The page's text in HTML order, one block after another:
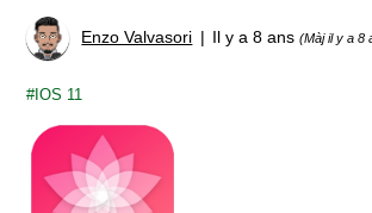
Enzo Valvasori Il y a 8 ans(Màj il y a 8
IOS 11